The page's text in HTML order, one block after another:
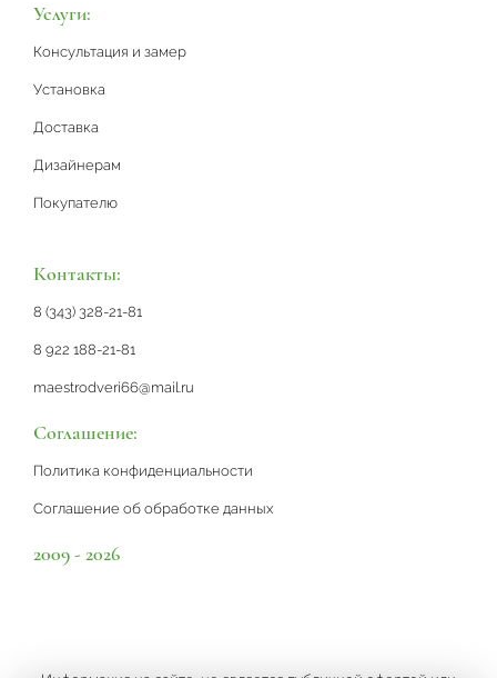
Услуги:
Консультация и замер
Установка
Доставка
Дизайнерам
Покупателю
Контакты:
8 (343) 328-21-81
8 922 188-21-81
maestrodveri66@mail.ru
Соглашение:
Политика конфиденциальности
Соглашение об обработке данных
2009 - 2026